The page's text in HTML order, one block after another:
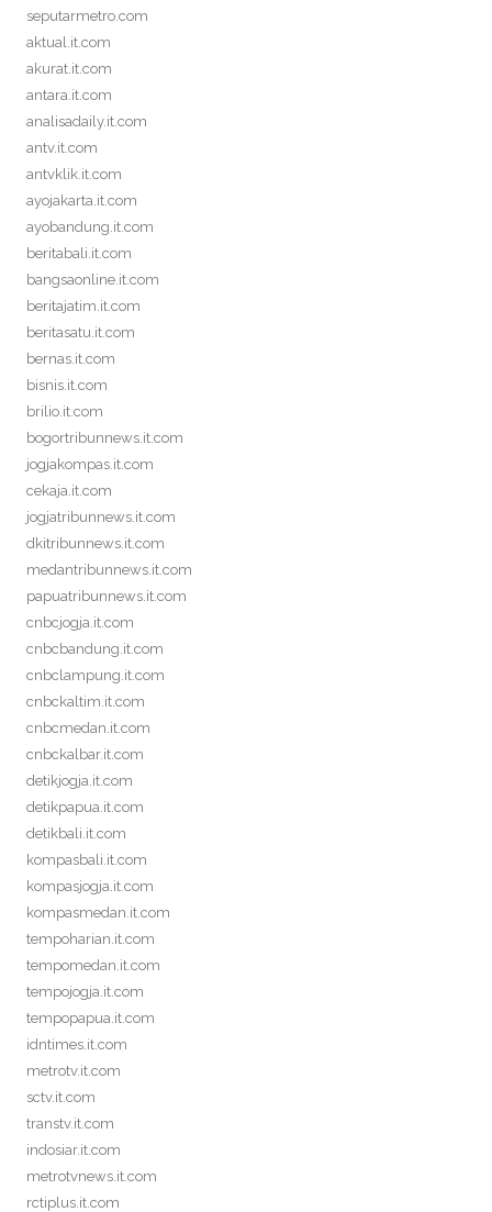
seputarmetro.com
aktual.it.com
akurat.it.com
antara.it.com
analisadaily.it.com
antv.it.com
antvklik.it.com
ayojakarta.it.com
ayobandung.it.com
beritabali.it.com
bangsaonline.it.com
beritajatim.it.com
beritasatu.it.com
bernas.it.com
bisnis.it.com
brilio.it.com
bogortribunnews.it.com
jogjakompas.it.com
cekaja.it.com
jogjatribunnews.it.com
dkitribunnews.it.com
medantribunnews.it.com
papuatribunnews.it.com
cnbcjogja.it.com
cnbcbandung.it.com
cnbclampung.it.com
cnbckaltim.it.com
cnbcmedan.it.com
cnbckalbar.it.com
detikjogja.it.com
detikpapua.it.com
detikbali.it.com
kompasbali.it.com
kompasjogja.it.com
kompasmedan.it.com
tempoharian.it.com
tempomedan.it.com
tempojogja.it.com
tempopapua.it.com
idntimes.it.com
metrotv.it.com
sctv.it.com
transtv.it.com
indosiar.it.com
metrotvnews.it.com
rctiplus.it.com